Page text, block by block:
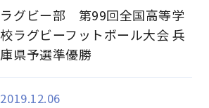
ラグビー部 第99回全国高等学
校ラグビーフットボール大会 兵
庫県予選準優勝
2019.12.06